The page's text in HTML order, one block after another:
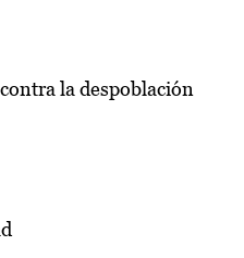
la despoblación